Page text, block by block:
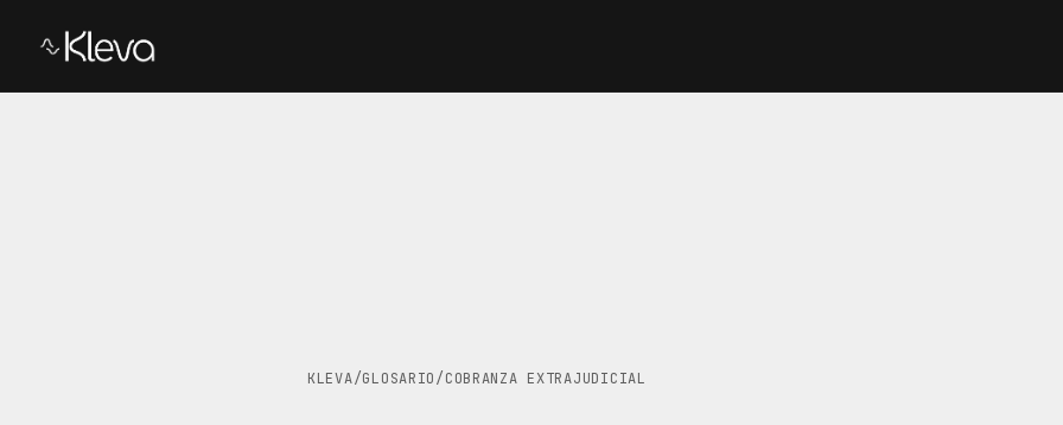
KLEVA/GLOSARIO/COBRANZA EXTRAJUDICIAL